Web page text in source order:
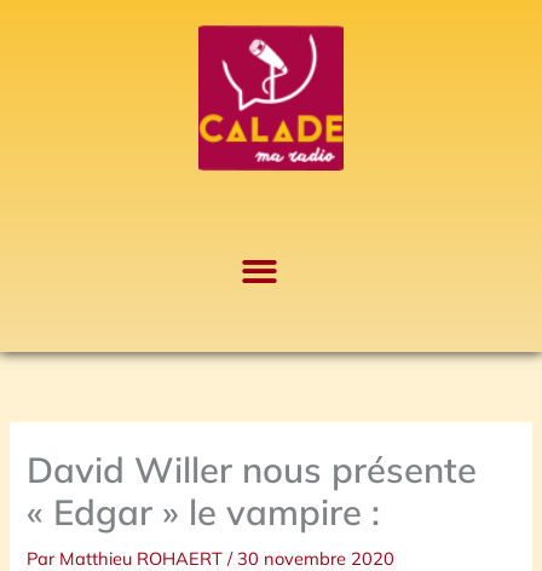
David Willer nous présente
« Edgar » le vampire :
Par Matthieu ROHAERT/ 30 novembre 2020